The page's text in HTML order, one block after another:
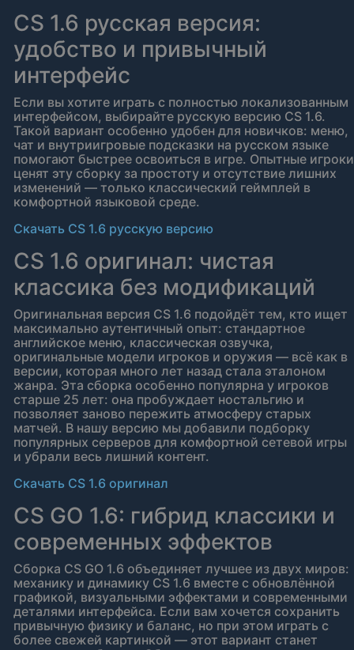
CS 1.6 русская версия:
удобство и привычный
интерфейс
Если вы хотите играть с полностью локализованным
интерфейсом, выбирайте русскую версию CS 1.6.
Такой вариант особенно удобен для новичков: меню,
чат и внутриигровые подсказки на русском языке
помогают быстрее освоиться в игре. Опытные игроки
ценят эту сборку за простоту и отсутствие лишних
изменений — только классический геймплей в
комфортной языковой среде.
Скачать CS 1.6 русскую версию
CS 1.6 оригинал: чистая
классика без модификаций
Оригинальная версия CS 1.6 подойдёт тем, кто ищет
максимально аутентичный опыт: стандартное
английское меню, классическая озвучка,
оригинальные модели игроков и оружия — всё как в
версии, которая много лет назад стала эталоном
жанра. Эта сборка особенно популярна у игроков
старше 25 лет: она пробуждает ностальгию и
позволяет заново пережить атмосферу старых
матчей. В нашу версию мы добавили подборку
популярных серверов для комфортной сетевой игры
и убрали весь лишний контент.
Скачать CS 1.6 оригинал
CS GO 1.6: гибрид классики и
современных эффектов
Сборка CS GO 1.6 объединяет лучшее из двух миров:
механику и динамику CS 1.6 вместе с обновлённой
графикой, визуальными эффектами и современными
деталями интерфейса. Если вам хочется сохранить
привычную физику и баланс, но при этом играть с
более свежей картинкой — этот вариант станет